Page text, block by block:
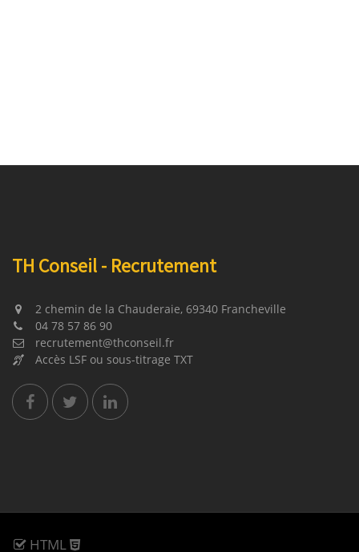
TH Conseil - Recrutement
2 chemin de la Chauderaie, 69340 Francheville
04 78 57 86 90
recrutement@thconseil.fr
Accès LSF ou sous-titrage TXT
page
au
HTML